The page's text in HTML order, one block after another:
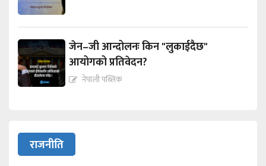
जेन–जी आन्दोलनः किन "लुकाईदैछ"
आयोगको प्रतिवेदन?
नेपाली पब्लिक
राजनीति